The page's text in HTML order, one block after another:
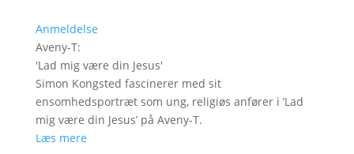
Anmeldelse
Aveny-T:
'Lad mig være din Jesus'
Simon Kongsted fascinerer med sit
ensomhedsportræt som ung, religiøs anfører i ’Lad
mig være din Jesus’ på Aveny-T.
Læs mere